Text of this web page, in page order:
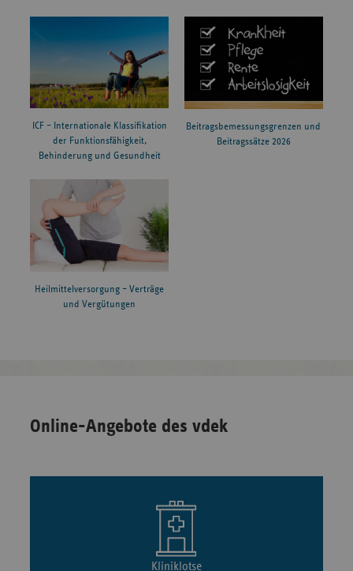
ICF – Internationale Klassifikation
der Funktionsfähigkeit,
Behinderung und Gesundheit
Beitragsbemessungsgrenzen und
Beitragssätze 2026
Heilmittelversorgung – Verträge
und Vergütungen
Online-Angebote des vdek
Kliniklotse